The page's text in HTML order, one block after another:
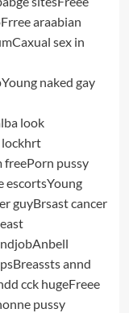
araabian
sex in
naked gay
look
lockhrt
freePorn pussy
escortsYoung
guyBrsast cancer
annd
cck hugeFreee
pussy